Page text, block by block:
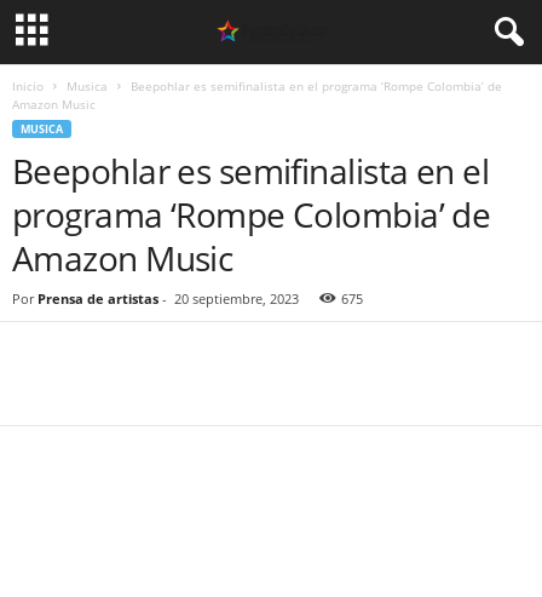
Inicio Musica
Beepohlar es semifinalista en el programa ‘Rompe Colombia’ de
Amazon Music
MUSICA
Beepohlar es semifinalista en el
programa ‘Rompe Colombia’ de
Amazon Music
Por Prensa de artistas - 20 septiembre, 2023 675